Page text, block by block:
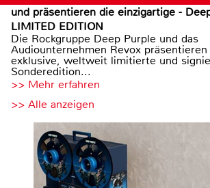
und präsentieren die einzigartige -
LIMITED EDITION
Die Rockgruppe Deep Purple und das
Audiounternehmen Revox
exklusive, weltweit limitierte und
Sonderedition...
>> Mehr erfahren
>> Alle anzeigen